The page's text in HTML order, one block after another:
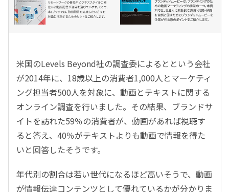
米国のLevels Beyond社の調査委によるとという会社
が2014年に、18歳以上の消費者1,000人とマーケティ
ング担当者500人を対象に、動画とテキストに関する
オンライン調査を行いました。その結果、ブランドサ
イトを訪れた59％の消費者が、動画があれば視聴す
ると答え、40％がテキストよりも動画で情報を得た
いと回答したそうです。
年代別の割合は若い世代になるほど高いそうで、動画
が情報伝達コンテンツとして優れているかが分かりま